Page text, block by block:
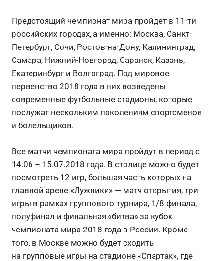
Предстоящий чемпионат мира пройдет в 11-ти
российских городах, а именно: Москва, Санкт-
Петербург, Сочи, Ростов-на-Дону, Калининград,
Самара, Нижний-Новгород, Саранск, Казань,
Екатеринбург и Волгоград. Под мировое
первенство 2018 года в них возведены
современные футбольные стадионы, которые
послужат нескольким поколениям спортсменов
и болельщиков.
Все матчи чемпионата мира пройдут в период с
14.06 – 15.07.2018 года. В столице можно будет
посмотреть 12 игр, большая часть которых на
главной арене «Лужники» — матч открытия, три
игры в рамках группового турнира, 1/8 финала,
полуфинал и финальная «битва» за кубок
чемпионата мира 2018 года в России. Кроме
того, в Москве можно будет сходить
на групповые игры на стадионе «Спартак», где